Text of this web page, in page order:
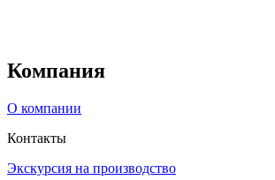
Компания
О компании
Контакты
Экскурсия на производство